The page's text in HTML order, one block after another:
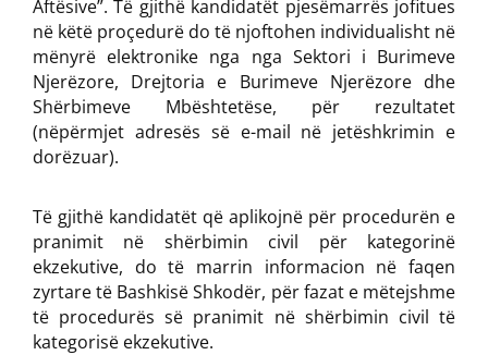
Aftësive”. Të gjithë kandidatët pjesëmarrës jofitues
në këtë proçedurë do të njoftohen individualisht në
mënyrë elektronike nga nga Sektori i Burimeve
Njerëzore, Drejtoria e Burimeve Njerëzore dhe
Shërbimeve Mbështetëse, për rezultatet
(nëpërmjet adresës së e-mail në jetëshkrimin e
dorëzuar).
Të gjithë kandidatët që aplikojnë për procedurën e
pranimit në shërbimin civil për kategorinë
ekzekutive, do të marrin informacion në faqen
zyrtare të Bashkisë Shkodër, për fazat e mëtejshme
të procedurës së pranimit në shërbimin civil të
kategorisë ekzekutive.